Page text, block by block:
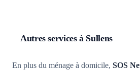
Autres services à Sullens
En plus du ménage à domicile, SOS